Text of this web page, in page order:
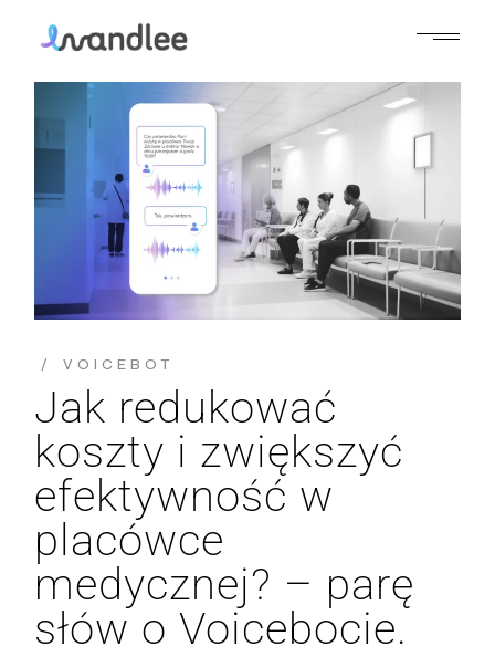
VOICEBOT
Jak redukować
koszty i zwiększyć
efektywność w
placówce
medycznej? – parę
słów o Voicebocie.